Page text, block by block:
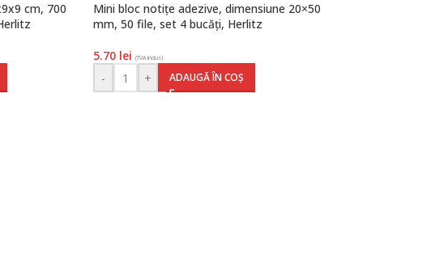
cm, 700
Mini bloc notițe adezive, dimensiune 20×50
mm, 50 file, set 4 bucăți, Herlitz
5.70 lei (TVA inclus)
- + ADAUGĂ ÎN COȘ